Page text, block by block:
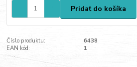
Pridať do košíka
Číslo produktu:
6438
EAN kód:
1